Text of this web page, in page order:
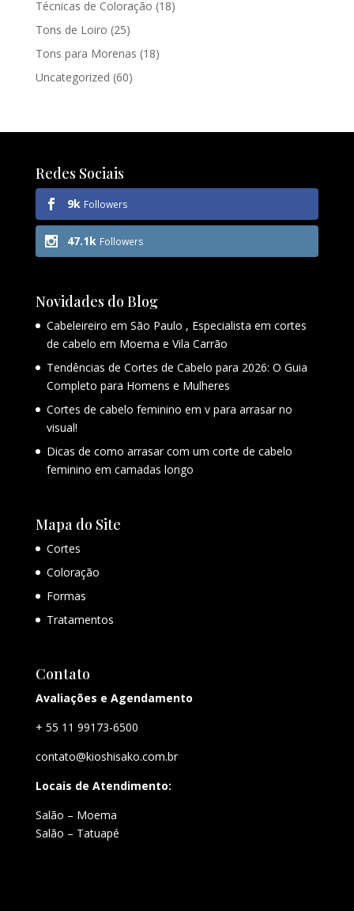
Técnicas de Coloração (18)
Tons de Loiro (25)
Tons para Morenas (18)
Uncategorized (60)
Redes Sociais
9k Followers
47.1k Followers
Novidades do Blog
Cabeleireiro em São Paulo , Especialista em cortes
de cabelo em Moema e Vila Carrão
Tendências de Cortes de Cabelo para 2026: O Guia
Completo para Homens e Mulheres
Cortes de cabelo feminino em v para arrasar no
visual!
Dicas de como arrasar com um corte de cabelo
feminino em camadas longo
Mapa do Site
Cortes
Coloração
Formas
Tratamentos
Contato
Avaliações e Agendamento
+ 55 11 99173-6500
contato@kioshisako.com.br
Locais de Atendimento:
Salão – Moema
Salão – Tatuapé